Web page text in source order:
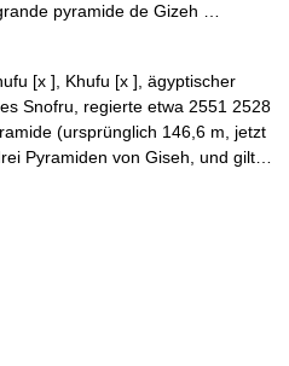
pyramide de Gizeh …
[x ], Khufu [x ], ägyptischer
Snofru, regierte etwa 2551 2528
(ursprünglich 146,6 m, jetzt
Pyramiden von Giseh, und gilt…